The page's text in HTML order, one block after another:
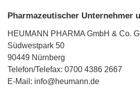
Pharmazeutischer Unternehmer
HEUMANN PHARMA GmbH & Co.
Südwestpark 50
90449 Nürnberg
Telefon/Telefax: 0700 4386 2667
E-Mail: info@heumann.de